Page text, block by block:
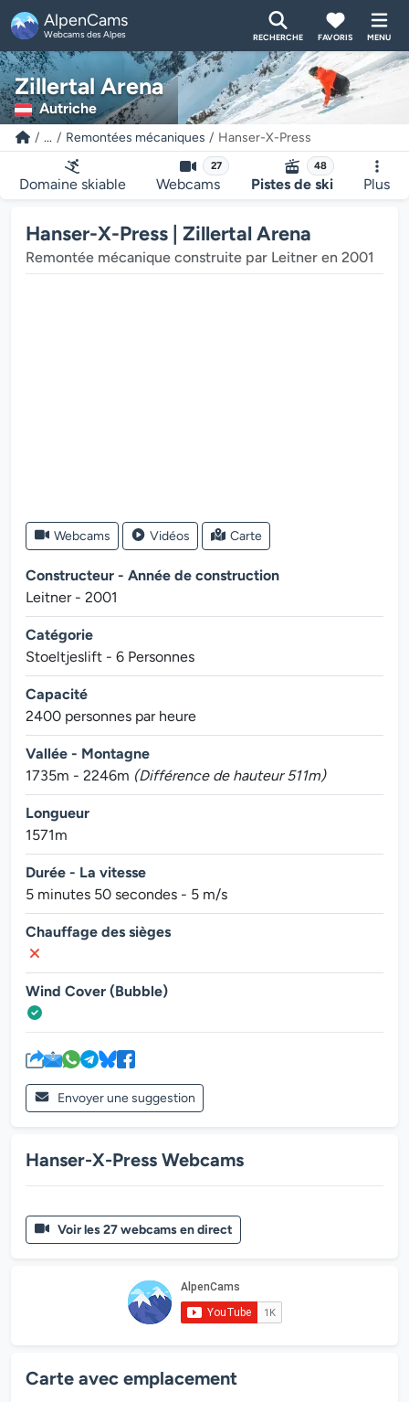
AlpenCams
Webcams des Alpes RECHERCHE FAVORIS MENU
Zillertal Arena
Autriche
... Remontées mécaniques Hanser-X-Press
Domaine skiable
27
Webcams
48
Pistes de ski Plus
Hanser-X-Press | Zillertal Arena
Remontée mécanique construite par Leitner en 2001
Webcams Vidéos Carte
Constructeur - Année de construction
Leitner - 2001
Catégorie
Stoeltjeslift - 6 Personnes
Capacité
2400 personnes par heure
Vallée - Montagne
1735m - 2246m (Différence de hauteur 511m)
Longueur
1571m
Durée - La vitesse
5 minutes 50 secondes - 5 m/s
Chauffage des sièges
Wind Cover (Bubble)
Envoyer une suggestion
Hanser-X-Press Webcams
Voir les 27 webcams en direct
Carte avec emplacement